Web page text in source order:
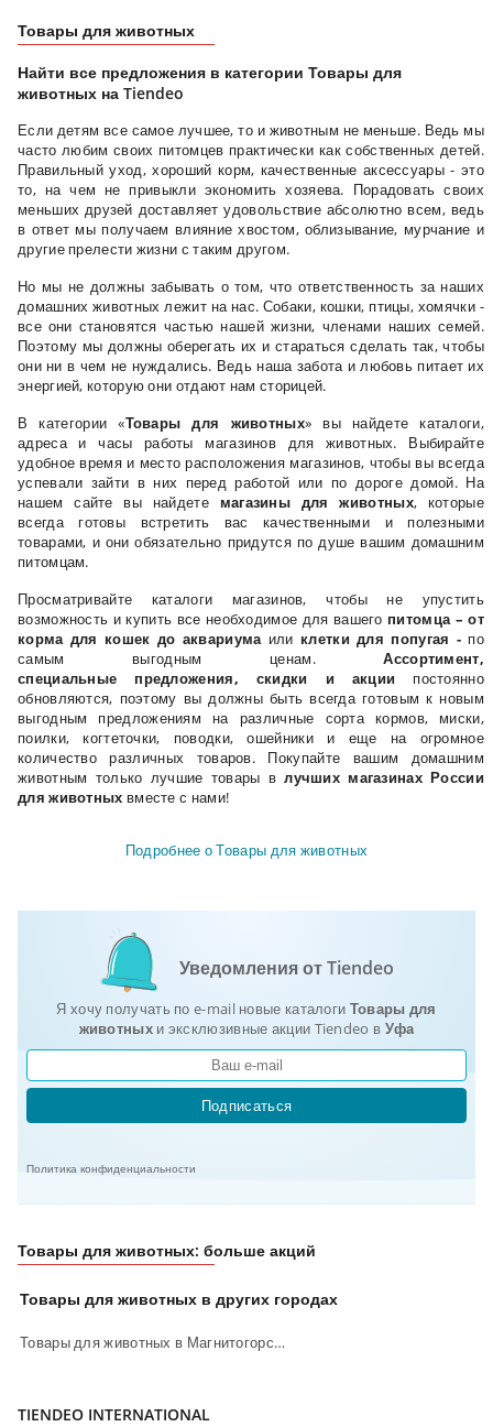
Товары для животных
Найти все предложения в категории Товары для
животных на Tiendeo
Если детям все самое лучшее, то и животным не меньше. Ведь мы
часто любим своих питомцев практически как собственных детей.
Правильный уход, хороший корм, качественные аксессуары - это
то, на чем не привыкли экономить хозяева. Порадовать своих
меньших друзей доставляет удовольствие абсолютно всем, ведь
в ответ мы получаем влияние хвостом, облизывание, мурчание и
другие прелести жизни с таким другом.
Но мы не должны забывать о том, что ответственность за наших
домашних животных лежит на нас. Собаки, кошки, птицы, хомячки -
все они становятся частью нашей жизни, членами наших семей.
Поэтому мы должны оберегать их и стараться сделать так, чтобы
они ни в чем не нуждались. Ведь наша забота и любовь питает их
энергией, которую они отдают нам сторицей.
В категории «Товары для животных» вы найдете каталоги,
адреса и часы работы магазинов для животных. Выбирайте
удобное время и место расположения магазинов, чтобы вы всегда
успевали зайти в них перед работой или по дороге домой. На
нашем сайте вы найдетемагазины для животных, которые
всегда готовы встретить вас качественными и полезными
товарами, и они обязательно придутся по душе вашим домашним
питомцам.
Просматривайте каталоги магазинов, чтобы не упустить
возможность и купить все необходимое для вашего питомца – от
корма для кошек до аквариума или клетки для попугая - по
самым выгодным ценам.Ассортимент,
специальные
предложения, скидки и акции постоянно
обновляются, поэтому вы должны быть всегда готовым к новым
выгодным предложениям на различные сорта кормов, миски,
поилки, когтеточки, поводки, ошейники и еще на огромное
количество различных товаров. Покупайте вашим домашним
животным только лучшие товары влучших магазинах России
для животных вместе с нами!
Подробнее о Товары для животных
Уведомления от Tiendeo
Я хочу получать по e-mail новые каталоги Товары для
животныхи эксклюзивные акции Tiendeo в Уфа
Подписаться
Политика конфиденциальности
Товары для животных: больше акций
Товары для животных в других городах
Товары для животных в Магнитогорске
TIENDEO INTERNATIONAL